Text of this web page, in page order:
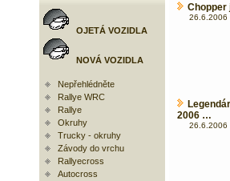
OJETÁ VOZIDLA
NOVÁ VOZIDLA
Nepřehlédněte
Rallye WRC
Rallye
Okruhy
Trucky - okruhy
Závody do vrchu
Rallyecross
Autocross
Chopper
26.6.2006
2006 …
26.6.2006